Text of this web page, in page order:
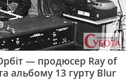
— продюсер Ray of
альбому 13 гурту Blur